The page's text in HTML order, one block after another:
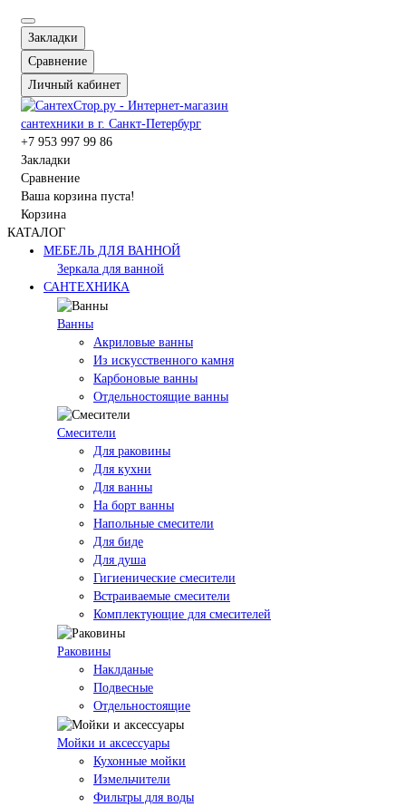
Закладки
Сравнение
Личный кабинет
+7 953 997 99 86
Закладки
Сравнение
Ваша корзина пуста!
Корзина
КАТАЛОГ
МЕБЕЛЬ ДЛЯ ВАННОЙ
Зеркала для ванной
САНТЕХНИКА
Ванны
Акриловые ванны
Из искусственного камня
Карбоновые ванны
Отдельностоящие ванны
Смесители
Для раковины
Для кухни
Для ванны
На борт ванны
Напольные смесители
Для биде
Для душа
Гигиенические смесители
Встраиваемые смесители
Комплектующие для смесителей
Раковины
Наклданые
Подвесные
Отдельностоящие
Мойки и аксессуары
Кухонные мойки
Измельчители
Фильтры для воды